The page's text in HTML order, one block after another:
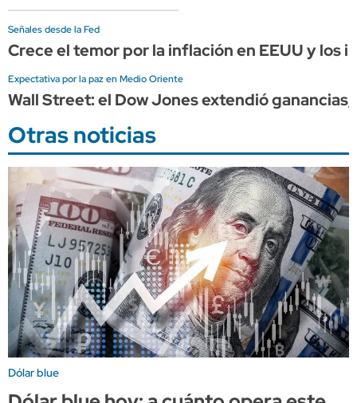
Señales desde la Fed
Crece el temor por la inflación en EEUU y los
Expectativa por la paz en Medio Oriente
Wall Street: el Dow Jones extendió
Otras noticias
Dólar blue